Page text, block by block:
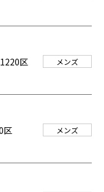
区
メンズ
区
メンズ